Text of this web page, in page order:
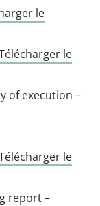
le
le
of execution –
le
report –